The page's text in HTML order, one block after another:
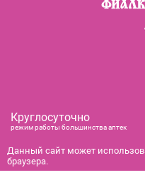
Круглосуточно
режим работы большинства аптек
+7 (812) 292-00-00
справочная служба с 9:00 до 21:00
Данный сайт может
браузера.